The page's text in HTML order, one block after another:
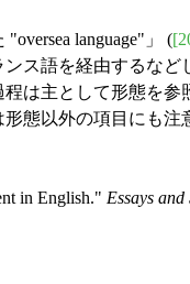
language"」 (
ス語を経由するな
は主として形態を
態以外の項目にも
in English." Essays and